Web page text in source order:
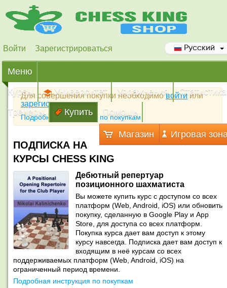
Войти Зарегистрироваться Русский
Меню
Курсы
Университет Упражнения
Статистика
Тренеры
Купить Помощь
Магазин Игровая
Для совершения покупки необходимовойтиили
зарегистрироваться
Подробная инструкция по покупкам
ПОДПИСКА НА
КУРСЫ CHESS KING
Дебютный репертуар
позиционного шахматиста
Вы можете купить курс с доступом со всех
платформ (Web, Android, iOS) или обновить
покупку, сделанную в Google Play и App
Store, для доступа со всех платформ.
Покупка курса дает вам доступ к этому
курсу навсегда. Подписка дает вам доступ к
входящим в неё курсам со всех
поддерживаемых платформ (Web, Android, iOS) на
ограниченный период времени.
Подробная инструкция по покупкам